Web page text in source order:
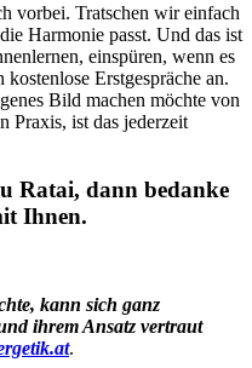
vorbei. Tratschen wir einfach
Harmonie passt. Und das ist
einspüren, wenn es
Erstgespräche an.
Bild machen möchte von
Praxis, ist das jederzeit
Ratai, dann bedanke
Ihnen.
kann sich ganz
ihrem Ansatz vertraut
.